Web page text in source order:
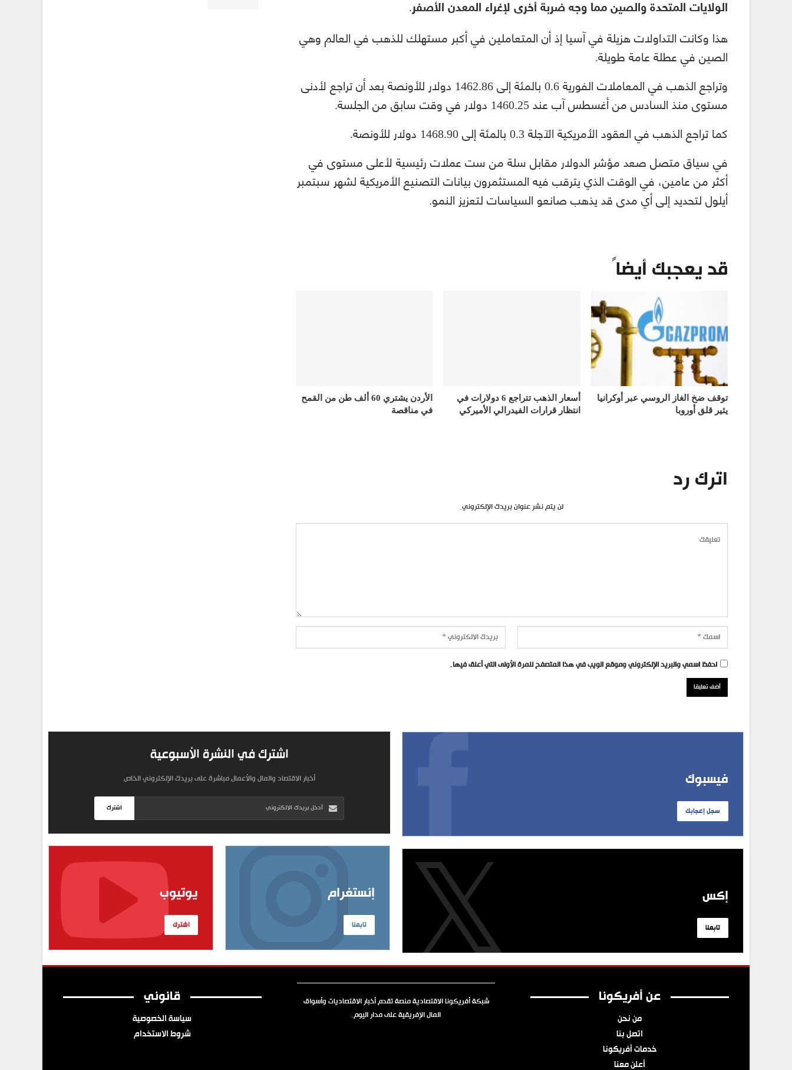
الولايات المتحدة والصين مما وجه ضربة أخرى لإغراء المعدن الأصفر.
هذا وكانت التداولات هزيلة في آسيا إذ أن المتعاملين في أكبر مستهلك للذهب في العالم وهي
الصين في عطلة عامة طويلة.
وتراجع الذهب في المعاملات الفورية 0.6 بالمئة إلى 1462.86 دولار للأونصة بعد أن تراجع لأدنى
مستوى منذ السادس من أغسطس آب عند 1460.25 دولار في وقت سابق من الجلسة.
كما تراجع الذهب في العقود الأمريكية الآجلة 0.3 بالمئة إلى 1468.90 دولار للأونصة.
في سياق متصل صعد مؤشر الدولار مقابل سلة من ست عملات رئيسية لأعلى مستوى في
أكثر من عامين، في الوقت الذي يترقب فيه المستثمرون بيانات التصنيع الأمريكية لشهر سبتمبر
أيلول لتحديد إلى أي مدى قد يذهب صانعو السياسات لتعزيز النمو.
قد يعجبك أيضاً
توقف ضخ الغاز الروسي عبر أوكرانيا
يثير قلق أوروبا
أسعار الذهب تتراجع 6 دولارات في
انتظار قرارات الفيدرالي الأميركي
الأردن يشتري 60 ألف طن من القمح
في مناقصة
اترك رد
لن يتم نشر عنوان بريدك الإلكتروني.
احفظ اسمي والبريد الإلكتروني وموقع الويب في هذا المتصفح للمرة الأولى التي أعلق فيها.
فيسبوك
سجل إعجابك
إكس
تابعنا
اشترك في النشرة الأسبوعية
أخبار الاقتصاد والمال والأعمال مباشرة على بريدك الإلكتروني الخاص
اشترك
إنستغرام
تابعنا
يوتيوب
اشترك
عن أفريكونا
من نحن
اتصل بنا
خدمات أفريكونا
أعلن معنا
شبكة أفريكونا الاقتصادية منصة تقدم أخبار الاقتصاديات وأسواق
المال الإفريقية على مدار اليوم.
قانوني
سياسة الخصوصية
شروط الاستخدام